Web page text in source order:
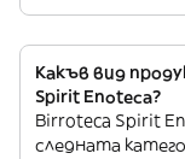
Какъв вид
Spirit Enoteca?
Birroteca Spirit
следната